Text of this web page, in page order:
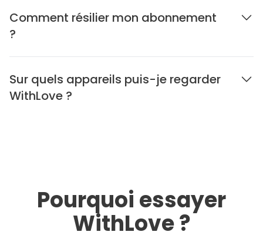
Comment résilier mon abonnement
?
Sur quels appareils puis-je regarder
WithLove ?
Pourquoi essayer
WithLove ?